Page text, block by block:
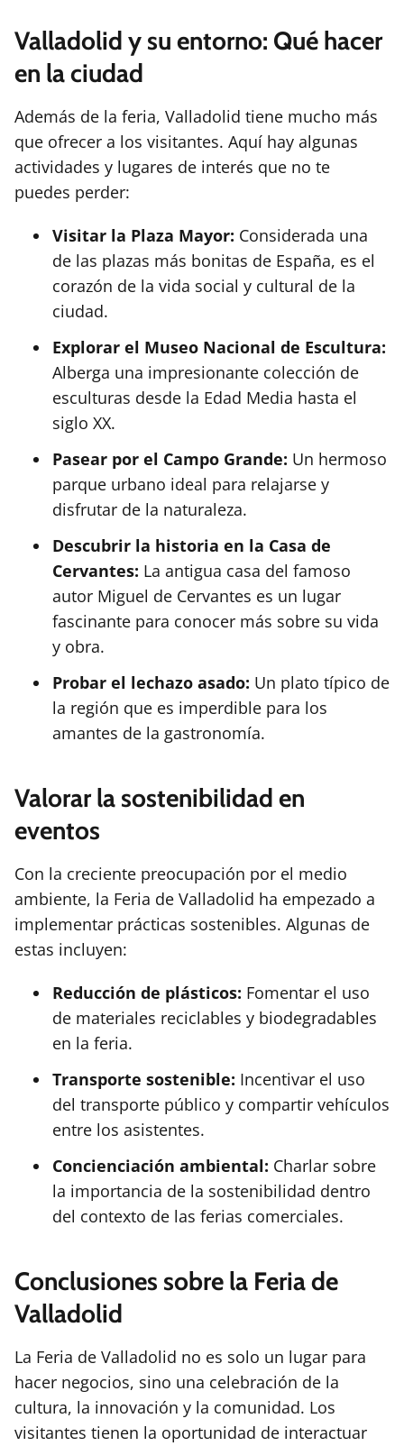
Valladolid y su entorno: Qué hacer
en la ciudad
Además de la feria, Valladolid tiene mucho más
que ofrecer a los visitantes. Aquí hay algunas
actividades y lugares de interés que no te
puedes perder:
Visitar la Plaza Mayor: Considerada una
de las plazas más bonitas de España, es el
corazón de la vida social y cultural de la
ciudad.
Explorar el Museo Nacional de Escultura:
Alberga una impresionante colección de
esculturas desde la Edad Media hasta el
siglo XX.
Pasear por el Campo Grande: Un hermoso
parque urbano ideal para relajarse y
disfrutar de la naturaleza.
Descubrir la historia en la Casa de
Cervantes: La antigua casa del famoso
autor Miguel de Cervantes es un lugar
fascinante para conocer más sobre su vida
y obra.
Probar el lechazo asado: Un plato típico de
la región que es imperdible para los
amantes de la gastronomía.
Valorar la sostenibilidad en
eventos
Con la creciente preocupación por el medio
ambiente, la Feria de Valladolid ha empezado a
implementar prácticas sostenibles. Algunas de
estas incluyen:
Reducción de plásticos: Fomentar el uso
de materiales reciclables y biodegradables
en la feria.
Transporte sostenible: Incentivar el uso
del transporte público y compartir vehículos
entre los asistentes.
Concienciación ambiental: Charlar sobre
la importancia de la sostenibilidad dentro
del contexto de las ferias comerciales.
Conclusiones sobre la Feria de
Valladolid
La Feria de Valladolid no es solo un lugar para
hacer negocios, sino una celebración de la
cultura, la innovación y la comunidad. Los
visitantes tienen la oportunidad de interactuar